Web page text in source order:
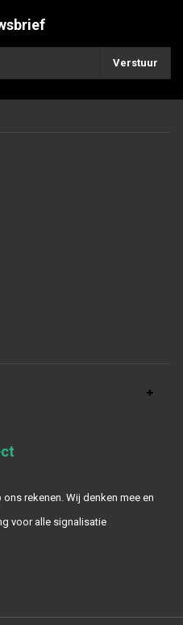
Verstuur
rekenen. Wij denken mee en
voor alle signalisatie